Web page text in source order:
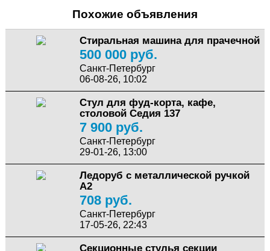
Похожие объявления
Стиральная машина для прачечной
500 000 руб.
Санкт-Петербург
06-08-26, 10:02
Стул для фуд-корта, кафе,
столовой Седия 137
7 900 руб.
Санкт-Петербург
29-01-26, 13:00
Ледоруб с металлической ручкой
А2
708 руб.
Санкт-Петербург
17-05-26, 22:43
Секционные стулья секции